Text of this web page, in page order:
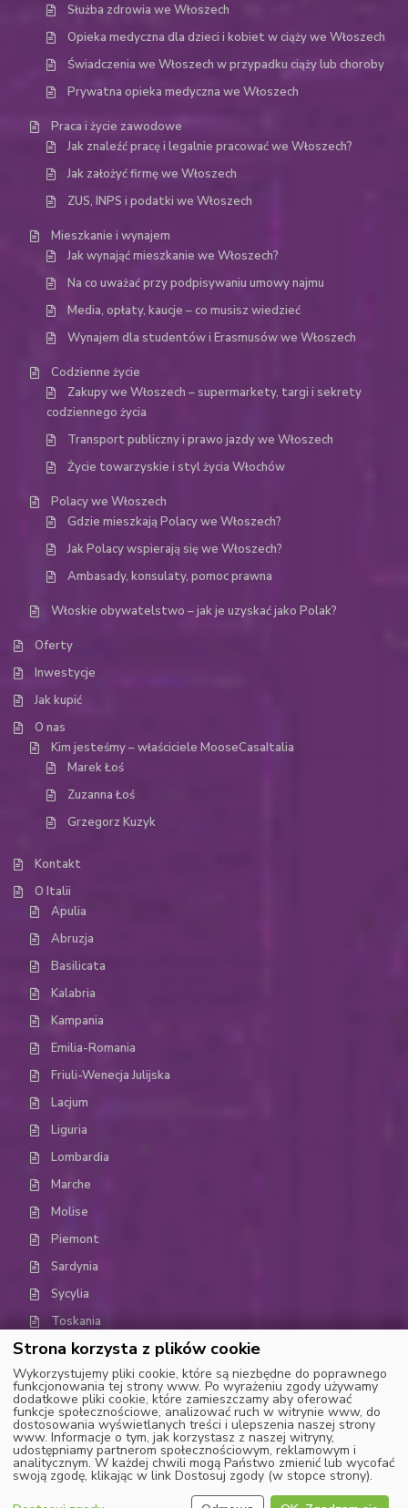
Służba zdrowia we Włoszech
Opieka medyczna dla dzieci i kobiet w ciąży we Włoszech
Świadczenia we Włoszech w przypadku ciąży lub choroby
Prywatna opieka medyczna we Włoszech
Praca i życie zawodowe
Jak znaleźć pracę i legalnie pracować we Włoszech?
Jak założyć firmę we Włoszech
ZUS, INPS i podatki we Włoszech
Mieszkanie i wynajem
Jak wynająć mieszkanie we Włoszech?
Na co uważać przy podpisywaniu umowy najmu
Media, opłaty, kaucje – co musisz wiedzieć
Wynajem dla studentów i Erasmusów we Włoszech
Codzienne życie
Zakupy we Włoszech – supermarkety, targi i sekrety
codziennego życia
Transport publiczny i prawo jazdy we Włoszech
Życie towarzyskie i styl życia Włochów
Polacy we Włoszech
Gdzie mieszkają Polacy we Włoszech?
Jak Polacy wspierają się we Włoszech?
Ambasady, konsulaty, pomoc prawna
Włoskie obywatelstwo – jak je uzyskać jako Polak?
Oferty
Inwestycje
Jak kupić
O nas
Kim jesteśmy – właściciele MooseCasaItalia
Marek Łoś
Zuzanna Łoś
Grzegorz Kuzyk
Kontakt
O Italii
Apulia
Abruzja
Basilicata
Kalabria
Kampania
Emilia-Romania
Friuli-Wenecja Julijska
Lacjum
Liguria
Lombardia
Marche
Molise
Piemont
Sardynia
Sycylia
Toskania
Trydent-Górna Adyga (Trentino-Alto Adige)
Umbria
Dolina Aosty
Wenecja Euganejska (Weneto)
Strona korzysta z plików cookie
Wykorzystujemy pliki cookie, które są niezbędne do poprawnego
funkcjonowania tej strony www. Po wyrażeniu zgody używamy
dodatkowe pliki cookie, które zamieszczamy aby oferować
funkcje społecznościowe, analizować ruch w witrynie www, do
dostosowania wyświetlanych treści i ulepszenia naszej strony
www. Informacje o tym, jak korzystasz z naszej witryny,
udostępniamy partnerom społecznościowym, reklamowym i
analitycznym. W każdej chwili mogą Państwo zmienić lub wycofać
swoją zgodę, klikając w link Dostosuj zgody (w stopce strony).